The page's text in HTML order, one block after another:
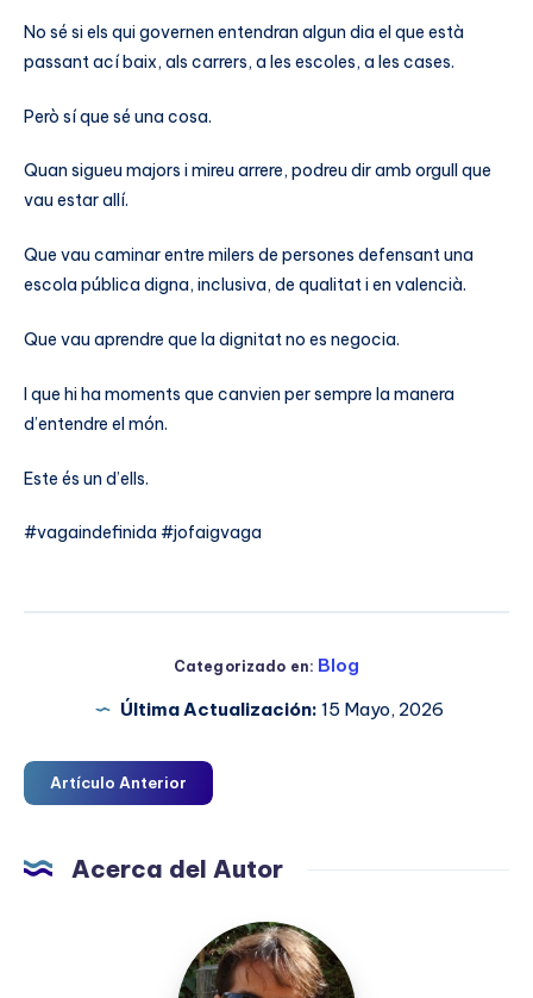
No sé si els qui governen entendran algun dia el que està
passant ací baix, als carrers, a les escoles, a les cases.
Però sí que sé una cosa.
Quan sigueu majors i mireu arrere, podreu dir amb orgull que
vau estar allí.
Que vau caminar entre milers de persones defensant una
escola pública digna, inclusiva, de qualitat i en valencià.
Que vau aprendre que la dignitat no es negocia.
I que hi ha moments que canvien per sempre la manera
d’entendre el món.
Este és un d’ells.
#vagaindefinida #jofaigvaga
Categorizado en: Blog
Última Actualización: 15 Mayo, 2026
Artículo Anterior
Acerca del Autor
Jaume
Olmos